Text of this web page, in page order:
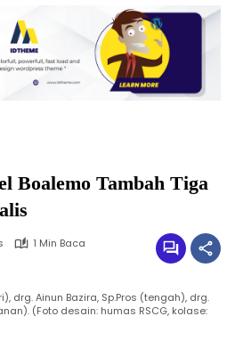
Boalemo Tambah Tiga
1 Min Baca
drg. Ainun Bazira, Sp.Pros (tengah), drg.
(Foto desain: humas RSCG, kolase: